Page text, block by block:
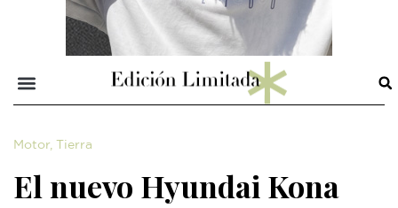
Motor, Tierra
El nuevo Hyundai Kona